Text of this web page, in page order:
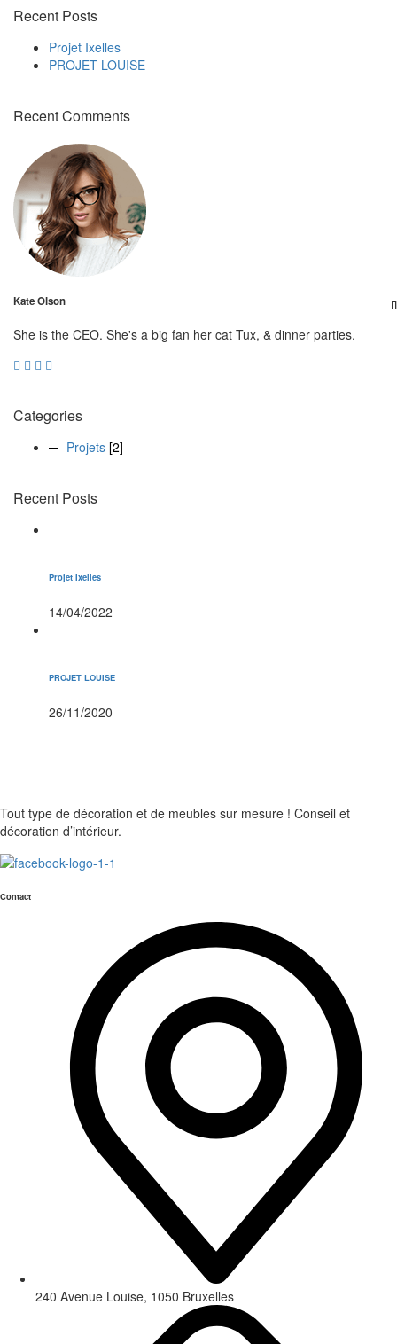
Recent Posts
Projet Ixelles
PROJET LOUISE
Recent Comments
Kate Olson
She is the CEO. She's a big fan her cat Tux, & dinner parties.
Categories
Projets [2]
Recent Posts
Projet Ixelles
14/04/2022
PROJET LOUISE
26/11/2020
Tout type de décoration et de meubles sur mesure ! Conseil et
décoration d’intérieur.
Contact
240 Avenue Louise, 1050 Bruxelles